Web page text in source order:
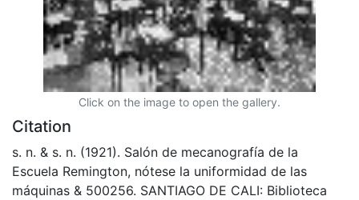
Click on the image to open the gallery.
Citation
s. n. & s. n. (1921). Salón de mecanografía de la
Escuela Remington, nótese la uniformidad de las
máquinas & 500256. SANTIAGO DE CALI: Biblioteca